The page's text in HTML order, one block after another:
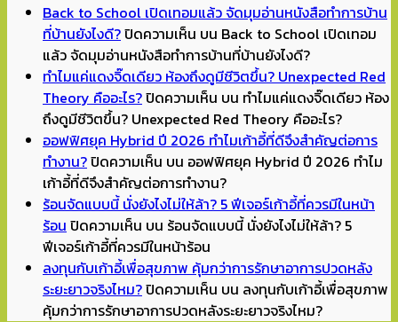
Back to School เปิดเทอมแล้ว จัดมุมอ่านหนังสือทำการบ้าน
ที่บ้านยังไงดี?ปิดความเห็น บน Back to School เปิดเทอม
แล้ว จัดมุมอ่านหนังสือทำการบ้านที่บ้านยังไงดี?
ทำไมแค่แดงจิ๊ดเดียว ห้องถึงดูมีชีวิตขึ้น? Unexpected Red
Theory คืออะไร?ปิดความเห็น บน ทำไมแค่แดงจิ๊ดเดียว ห้อง
ถึงดูมีชีวิตขึ้น? Unexpected Red Theory คืออะไร?
ออฟฟิศยุค Hybrid ปี 2026 ทำไมเก้าอี้ที่ดีจึงสำคัญต่อการ
ทำงาน?ปิดความเห็น บน ออฟฟิศยุค Hybrid ปี 2026 ทำไม
เก้าอี้ที่ดีจึงสำคัญต่อการทำงาน?
ร้อนจัดแบบนี้ นั่งยังไงไม่ให้ล้า? 5 ฟีเจอร์เก้าอี้ที่ควรมีในหน้า
ร้อน ปิดความเห็น บน ร้อนจัดแบบนี้ นั่งยังไงไม่ให้ล้า? 5
ฟีเจอร์เก้าอี้ที่ควรมีในหน้าร้อน
ลงทุนกับเก้าอี้เพื่อสุขภาพ คุ้มกว่าการรักษาอาการปวดหลัง
ระยะยาวจริงไหม?ปิดความเห็น บน ลงทุนกับเก้าอี้เพื่อสุขภาพ
คุ้มกว่าการรักษาอาการปวดหลังระยะยาวจริงไหม?